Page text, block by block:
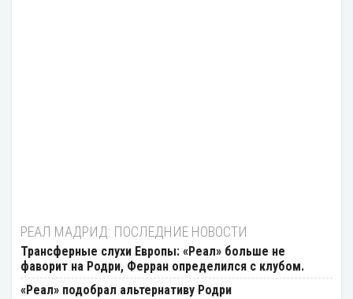
РЕАЛ МАДРИД: ПОСЛЕДНИЕ НОВОСТИ
Трансферные слухи Европы: «Реал» больше не
фаворит на Родри, Ферран определился с клубом.
«Реал» подобрал альтернативу Родри